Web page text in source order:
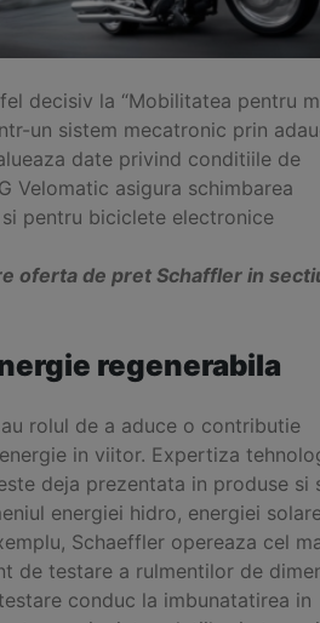
decisiv la “Mobilitatea pentru
un sistem mecatronic prin
date privind conditiile de
Velomatic asigura schimbarea
pentru biciclete electronice
oferta de pret Schaffler in
regenerabila
rolul de a aduce o contributie
in viitor. Expertiza
deja prezentata in produse si
energiei hidro, energiei
Schaeffler opereaza cel
de testare a rulmentilor de
conduc la imbunatatirea in